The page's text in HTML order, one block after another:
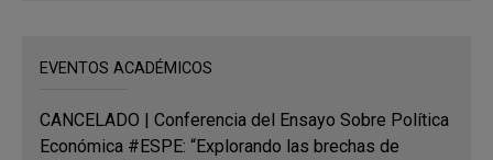
EVENTOS ACADÉMICOS
CANCELADO | Conferencia del Ensayo Sobre Política
Económica #ESPE: “Explorando las brechas de